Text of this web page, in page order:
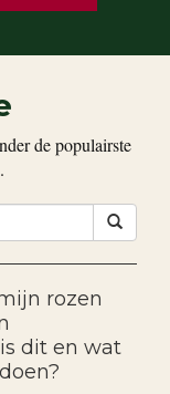
de populairste
rozen
dit en wat